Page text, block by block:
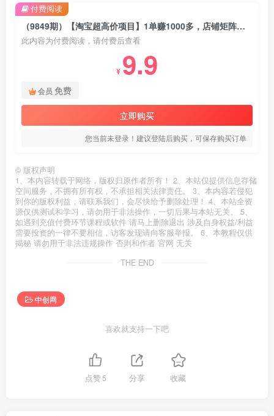
（9849期）【淘宝超高价项目】1单赚1000多，店铺矩阵操作
此内容为付费阅读，请付费后查看
¥ 9.9
会员 免费
立即购买
您当前未登录！建议登陆后购买，可保存购买订单
付费阅读
© 版权声明
1、本内容转载于网络，版权归原作者所有！ 2、本站仅提供信息存储
空间服务，不拥有所有权，不承担相关法律责任。 3、本内容若侵犯
到你的版权利益，请联系我们，会尽快给予删除处理！ 4、本站全资
源仅供测试和学习，请勿用于非法操作，一切后果与本站无关。 5、
如遇到充值付费环节课程或软件 请马上删除退出 涉及自身权益/利益
需要投资的一律不要相信，访客发现请向客服举报。 6、本教程仅供
揭秘 请勿用于非法违规操作 否则和作者 官网 无关
THE END
中创网
喜欢就支持一下吧
点赞5 分享 收藏